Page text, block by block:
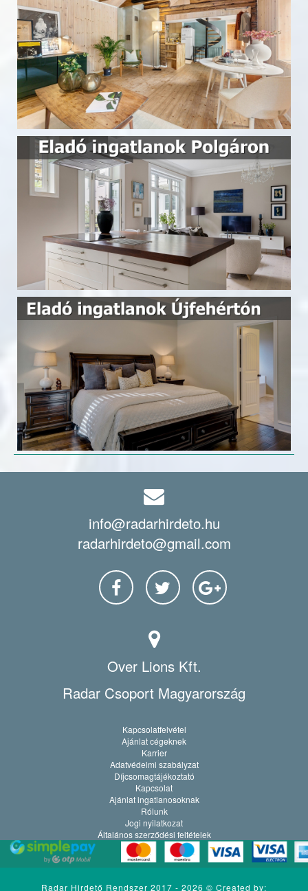
info@radarhirdeto.hu
radarhirdeto@gmail.com
Over Lions Kft.
Radar Csoport Magyarország
Kapcsolatfelvétel
Ajánlat cégeknek
Karrier
Adatvédelmi szabályzat
Díjcsomagtájékoztató
Kapcsolat
Ajánlat ingatlanosoknak
Rólunk
Jogi nyilatkozat
Általános szerződési feltételek
Radar Hirdető Rendszer 2017 - 2026 © Created by: